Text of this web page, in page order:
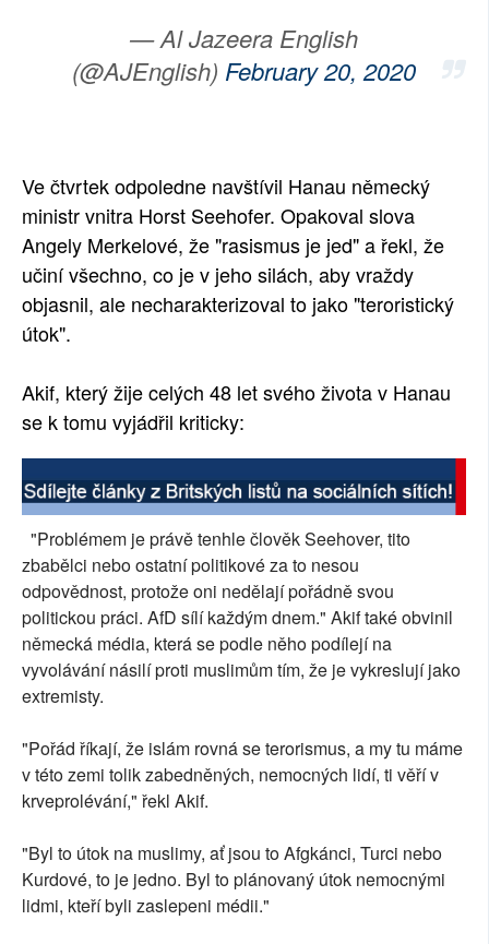
— Al Jazeera English
(@AJEnglish) February 20, 2020
Ve čtvrtek odpoledne navštívil Hanau německý
ministr vnitra Horst Seehofer. Opakoval slova
Angely Merkelové, že "rasismus je jed" a řekl, že
učiní všechno, co je v jeho silách, aby vraždy
objasnil, ale necharakterizoval to jako "teroristický
útok".
Akif, který žije celých 48 let svého života v Hanau
se k tomu vyjádřil kriticky:
"Problémem je právě tenhle člověk Seehover, tito
zbabělci nebo ostatní politikové za to nesou
odpovědnost, protože oni nedělají pořádně svou
politickou práci. AfD sílí každým dnem." Akif také obvinil
německá média, která se podle něho podílejí na
vyvolávání násilí proti muslimům tím, že je vykreslují jako
extremisty.
"Pořád říkají, že islám rovná se terorismus, a my tu máme
v této zemi tolik zabedněných, nemocných lidí, ti věří v
krveprolévání," řekl Akif.
"Byl to útok na muslimy, ať jsou to Afgkánci, Turci nebo
Kurdové, to je jedno. Byl to plánovaný útok nemocnými
lidmi, kteří byli zaslepeni médii."